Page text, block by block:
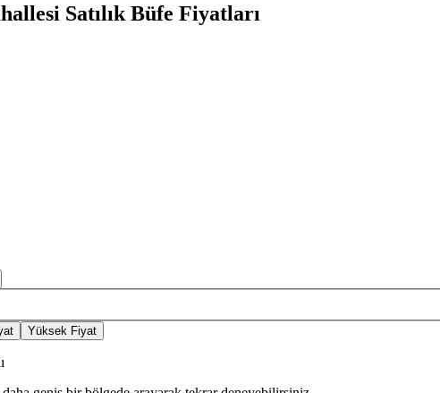
Satılık Büfe Fiyatları
Yüksek Fiyat